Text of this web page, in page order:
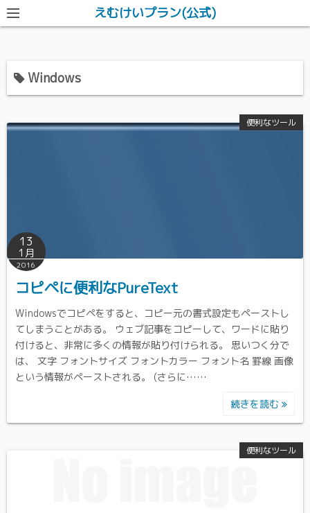
えむけいプラン(公式)
Windows
便利なツール
13
1月
2016
コピペに便利なPureText
Windowsでコピペをすると、コピー元の書式設定もペーストし
てしまうことがある。 ウェブ記事をコピーして、ワードに貼り
付けると、非常に多くの情報が貼り付けられる。 思いつく分で
は、 文字 フォントサイズ フォントカラー フォント名 罫線 画像
という情報がペーストされる。 (さらに……
続きを読む
便利なツール